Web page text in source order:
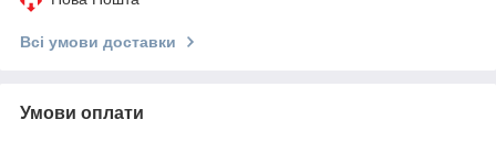
Всі умови доставки
Умови оплати